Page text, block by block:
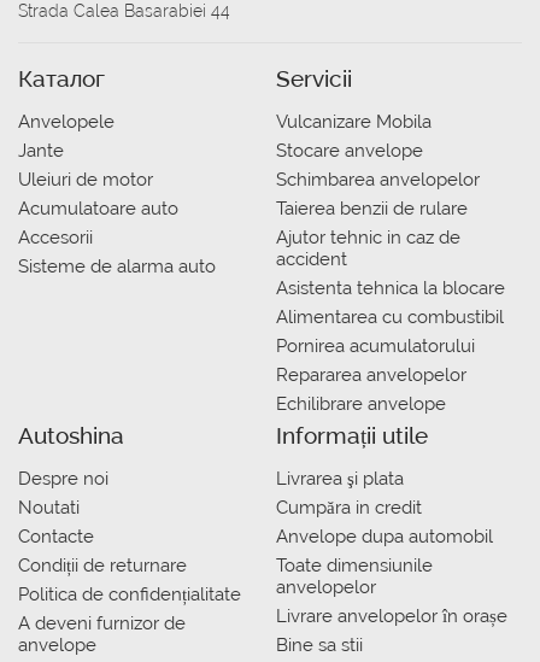
Strada Calea Basarabiei 44
Каталог
Anvelopele
Jante
Uleiuri de motor
Acumulatoare auto
Accesorii
Sisteme de alarma auto
Servicii
Vulcanizare Mobila
Stocare anvelope
Schimbarea anvelopelor
Taierea benzii de rulare
Ajutor tehnic in caz de
accident
Asistenta tehnica la blocare
Alimentarea cu combustibil
Pornirea acumulatorului
Repararea anvelopelor
Echilibrare anvelope
Autoshina
Despre noi
Noutati
Contacte
Condiții de returnare
Politica de confidențialitate
A deveni furnizor de
anvelope
Informații utile
Livrarea şi plata
Сumpăra in credit
Anvelope dupa automobil
Toate dimensiunile
anvelopelor
Livrare anvelopelor în orașe
Bine sa stii